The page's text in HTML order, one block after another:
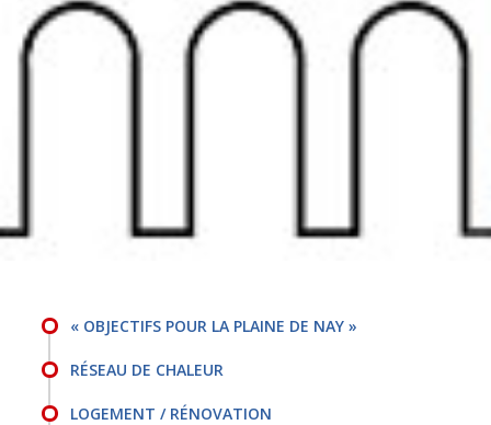
« OBJECTIFS POUR LA PLAINE DE NAY »
RÉSEAU DE CHALEUR
LOGEMENT / RÉNOVATION